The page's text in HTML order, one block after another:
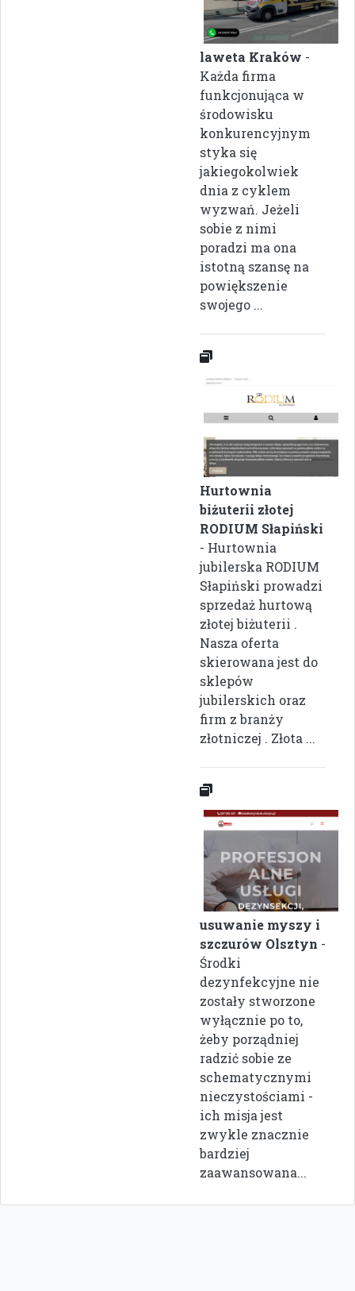
laweta Kraków -
Każda firma
funkcjonująca w
środowisku
konkurencyjnym
styka się
jakiegokolwiek
dnia z cyklem
wyzwań. Jeżeli
sobie z nimi
poradzi ma ona
istotną szansę na
powiększenie
swojego ...
Hurtownia
biżuterii złotej
RODIUM Słapiński
- Hurtownia
jubilerska RODIUM
Słapiński prowadzi
sprzedaż hurtową
złotej biżuterii .
Nasza oferta
skierowana jest do
sklepów
jubilerskich oraz
firm z branży
złotniczej . Złota ...
usuwanie myszy i
szczurów Olsztyn -
Środki
dezynfekcyjne nie
zostały stworzone
wyłącznie po to,
żeby porządniej
radzić sobie ze
schematycznymi
nieczystościami -
ich misja jest
zwykle znacznie
bardziej
zaawansowana...